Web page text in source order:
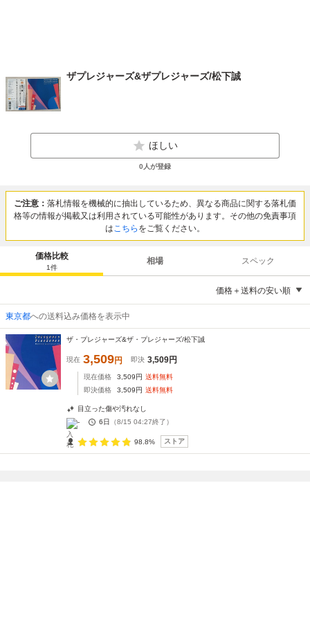
ザプレジャーズ&ザプレジャーズ/松下誠
ほしい
0 人が登録
ご注意： 落札情報を機械的に抽出しているため、異なる商品に関する落札価
格等の情報が掲載又は利用されている可能性があります。その他の免責事項
はこちら をご覧ください。
価格比較
1件
相場 スペック
価格＋送料の安い順
東京都への送料込み価格を表示中
ザ・プレジャーズ&ザ・プレジャーズ/松下誠
現在 3,509円 即決 3,509円
現在価格 3,509円 送料無料
即決価格
3,509円 送料無料
目立った傷や汚れなし
-
6日 （8/15 04:27終了）
98.8% ストア